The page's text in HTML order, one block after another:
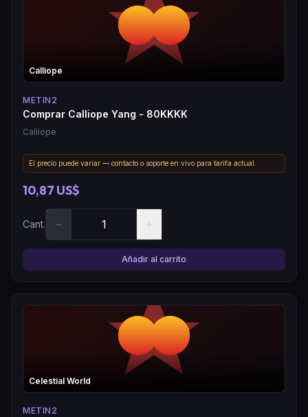
Calliope
METIN2
Comprar Calliope Yang - 80KKKK
Calliope
El precio puede variar — contacto o soporte en vivo para tarifa actual.
10,87 US$
Cant. − +
Añadir al carrito
Celestial World
METIN2